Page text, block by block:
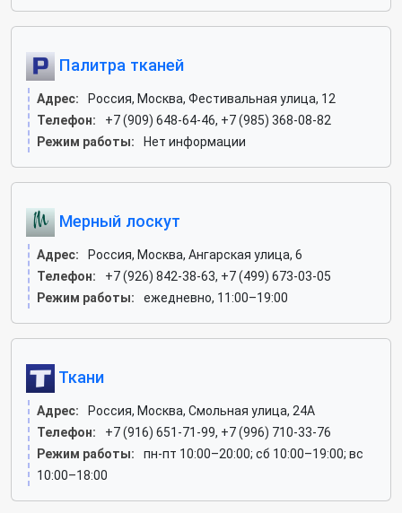
Палитра тканей
Адрес:
Россия, Москва, Фестивальная улица, 12
Телефон:
+7 (909) 648-64-46, +7 (985) 368-08-82
Режим работы:
Нет информации
Мерный лоскут
Адрес:
Россия, Москва, Ангарская улица, 6
Телефон:
+7 (926) 842-38-63, +7 (499) 673-03-05
Режим работы:
ежедневно, 11:00–19:00
Ткани
Адрес:
Россия, Москва, Смольная улица, 24А
Телефон:
+7 (916) 651-71-99, +7 (996) 710-33-76
Режим работы:
пн-пт 10:00–20:00; сб 10:00–19:00; вс
10:00–18:00